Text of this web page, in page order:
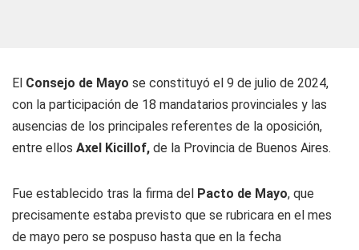
El Consejo de Mayo se constituyó el 9 de julio de 2024,
con la participación de 18 mandatarios provinciales y las
ausencias de los principales referentes de la oposición,
entre ellos Axel Kicillof, de la Provincia de Buenos Aires.
Fue establecido tras la firma del Pacto de Mayo, que
precisamente estaba previsto que se rubricara en el mes
de mayo pero se pospuso hasta que en la fecha